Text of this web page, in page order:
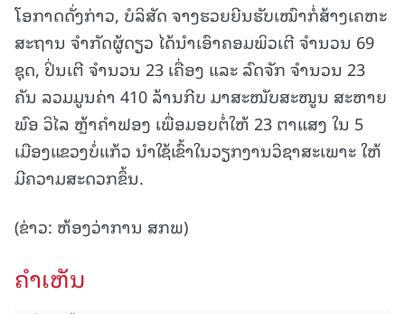
ໂອກາດດັ່ງກ່າວ, ບໍລິສັດ ຈາງຮວຍຍີນຮັບເໝົາກໍ່ສ້າງເຄຫະ
ສະຖານ ຈຳກັດຜູ້ດຽວ ໄດ້ນຳເອົາຄອມພິວເຕີ ຈຳນວນ 69
ຊຸດ, ປິ່ນເຕີ ຈຳນວນ 23 ເຄື່ອງ ແລະ ລົດຈັກ ຈຳນວນ 23
ຄັນ ລວມມູນຄ່າ 410 ລ້ານກີບ ມາສະໜັບສະໜູນ ສະຫາຍ
ພົອ ວິໄລ ຫຼ້າຄໍາຟອງ ເພື່ອມອບຕໍ່ໃຫ້ 23 ຕາແສງ ໃນ 5
ເມືອງແຂວງບໍ່ແກ້ວ ນຳໃຊ້ເຂົ້າໃນວຽກງານວິຊາສະເພາະ ໃຫ້
ມີຄວາມສະດວກຂຶ້ນ.
(ຂ່າວ: ຫ້ອງວ່າການ ສກພ)
ຄໍາເຫັນ